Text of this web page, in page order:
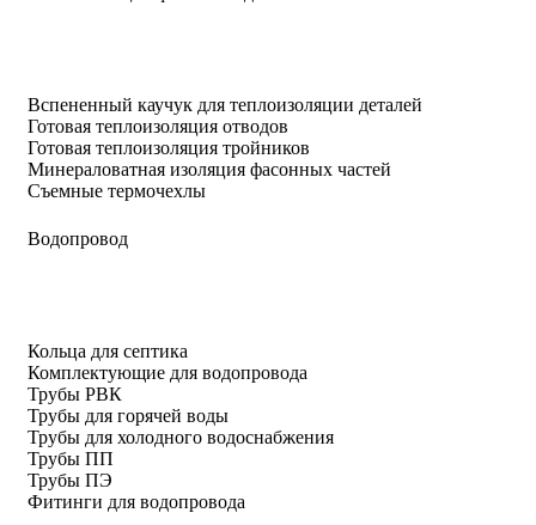
Вспененный каучук для теплоизоляции деталей
Готовая теплоизоляция отводов
Готовая теплоизоляция тройников
Минераловатная изоляция фасонных частей
Съемные термочехлы
Водопровод
Кольца для септика
Комплектующие для водопровода
Трубы РВК
Трубы для горячей воды
Трубы для холодного водоснабжения
Трубы ПП
Трубы ПЭ
Фитинги для водопровода